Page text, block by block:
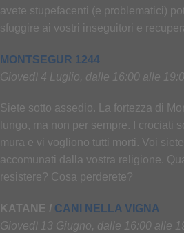
avete stupefacenti (e problematici)
sfuggire ai vostri inseguitori e
MONTSEGUR 1244
Giovedì 4 Luglio, dalle 16:00 alle
Siete sotto assedio. La fortezza di
lungo, ma non per sempre. I crociati
mura e vi vogliono tutti morti. Voi
accomunati dalla vostra religione.
resistere? Cosa perderete?
KATANE / CANI NELLA VIGNA
Giovedì 13 Giugno, dalle 16:00 alle